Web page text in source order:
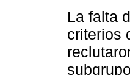
La falta
criterios